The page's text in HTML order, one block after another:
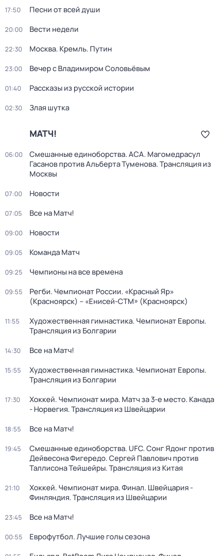
17:50 Песни от всей души
20:00 Вести недели
22:30 Москва. Кремль. Путин
23:00 Вечер с Владимиром Соловьёвым
01:40 Рассказы из русской истории
02:30 Злая шутка
МАТЧ!
06:00
Смешанные единоборства. ACA. Магомедрасул
Гасанов против Альберта Туменова. Трансляция из
Москвы
07:00 Новости
07:05 Все на Матч!
09:00 Новости
09:05 Команда Матч
09:25 Чемпионы на все времена
09:55
Регби. Чемпионат России. «Красный Яр»
(Красноярск) – «Енисей-СТМ» (Красноярск)
11:55
Художественная гимнастика. Чемпионат Европы.
Трансляция из Болгарии
14:30 Все на Матч!
15:55
Художественная гимнастика. Чемпионат Европы.
Трансляция из Болгарии
17:30
Хоккей. Чемпионат мира. Матч за 3-е место. Канада
- Норвегия. Трансляция из Швейцарии
18:55 Все на Матч!
19:45
Смешанные единоборства. UFC. Сонг Ядонг против
Дейвесона Фигередо. Сергей Павлович против
Таллисона Тейшейры. Трансляция из Китая
21:10
Хоккей. Чемпионат мира. Финал. Швейцария -
Финляндия. Трансляция из Швейцарии
23:45 Все на Матч!
00:55 Еврофутбол. Лучшие голы сезона